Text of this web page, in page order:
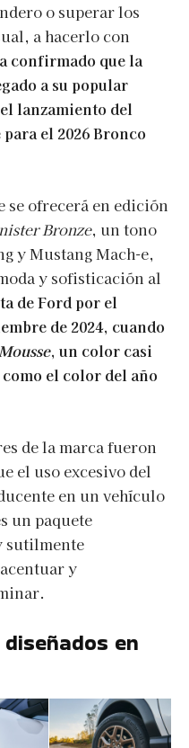
o superar los
a hacerlo con
confirmado que la
a su popular
lanzamiento del
el 2026 Bronco
se ofrecerá en edición
Bronze, un tono
y Mustang Mach-e,
y sofisticación al
de Ford por el
de 2024, cuando
, un color casi
el color del año
de la marca fueron
el uso excesivo del
en un vehículo
un paquete
sutilmente
y
en